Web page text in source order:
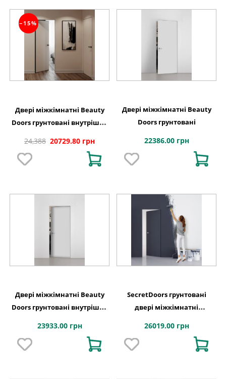
−15%
Двері міжкімнатні Beauty
Doors грунтовані внутрішнє
24,388 20729.80 грн
Двері міжкімнатні Beauty
Doors грунтовані
22386.00 грн
Двері міжкімнатні Beauty
Doors грунтовані внутрішнє
23933.00 грн
SecretDoors грунтовані
двері міжкімнатні
відкриваня
26019.00 грн